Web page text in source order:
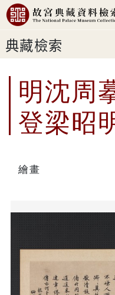
典藏檢索
明沈
登梁昭
繪畫